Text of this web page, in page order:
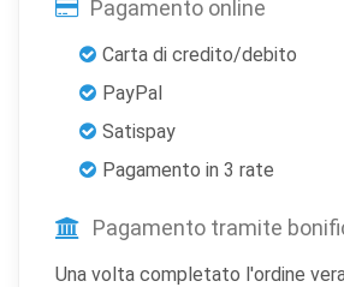
Pagamento online
Carta di credito/debito
PayPal
Satispay
Pagamento in 3 rate
Pagamento tramite
Una volta completato l'ordine
Scegli quali categorie di cookie vuoi
funzionamento del sito.
Cookie necessari
sicurezza, preferenze tecniche).
non può funzionare correttamente.